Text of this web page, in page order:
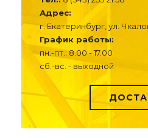
Адрес:
г. Екатеринбург, ул.
График работы:
пн.-пт.: 8.00 - 17.00
сб.-вс. - выходной